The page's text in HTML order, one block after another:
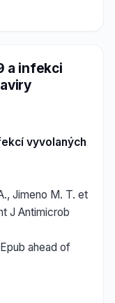
a infekci
vyvolaných
Jimeno M. T. et
J Antimicrob
ahead of